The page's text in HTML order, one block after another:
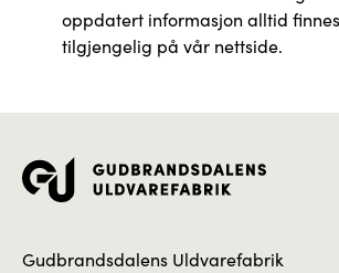
oppdatert informasjon alltid
tilgjengelig på vår nettside.
Gudbrandsdalens Uldvarefabrik